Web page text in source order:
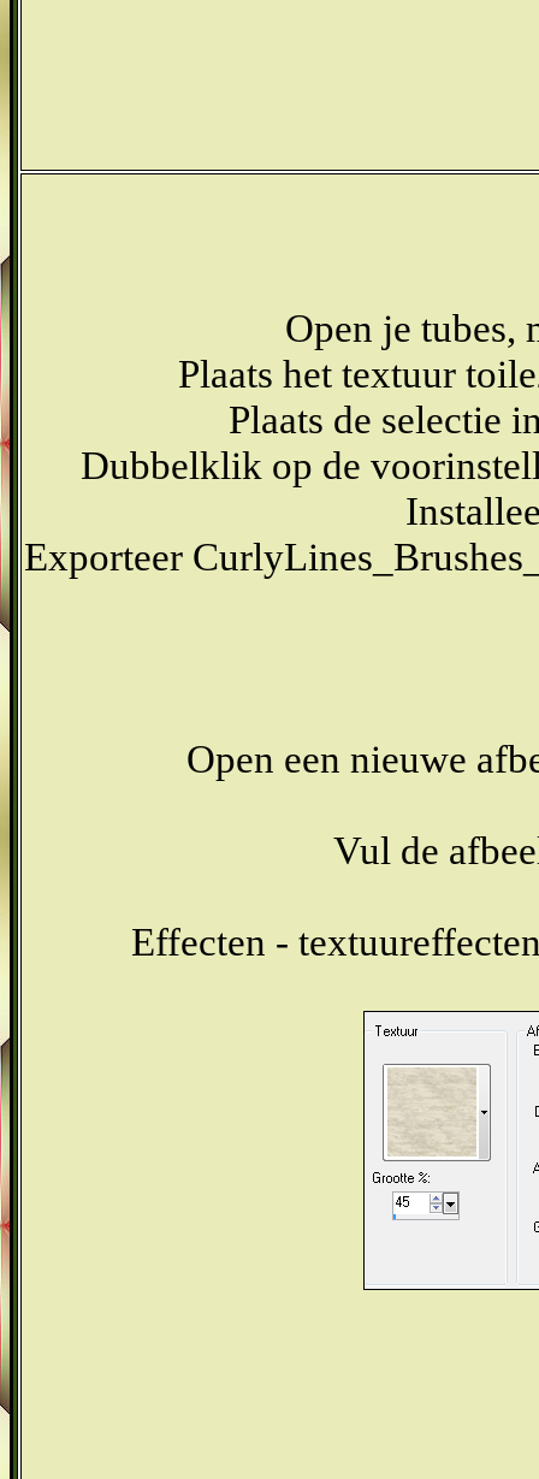
Open je tubes,
Plaats het textuur
Plaats de selectie
Dubbelklik op de
Exporteer
Open een nieuwe
Vul de
Effecten -